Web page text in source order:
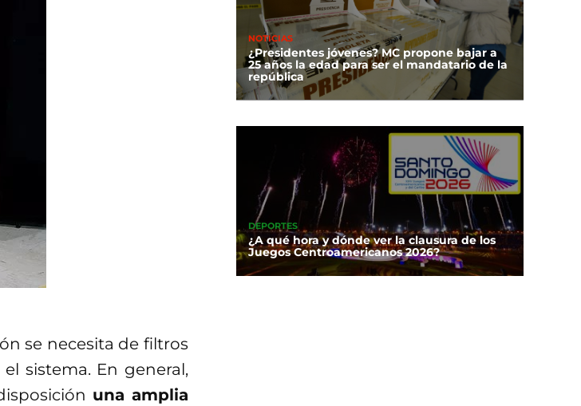
se necesita de filtros
sistema. En general,
una amplia
NOTICIAS
¿Presidentes jóvenes? MC propone bajar a
25 años la edad para ser el mandatario de la
república
DEPORTES
¿A qué hora y dónde ver la clausura de los
Juegos Centroamericanos 2026?